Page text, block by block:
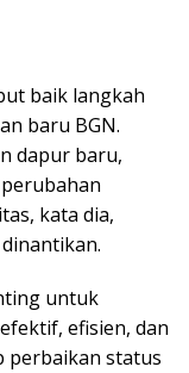
baik langkah
baru BGN.
dapur baru,
kata dia,
untuk
efisien, dan
perbaikan status